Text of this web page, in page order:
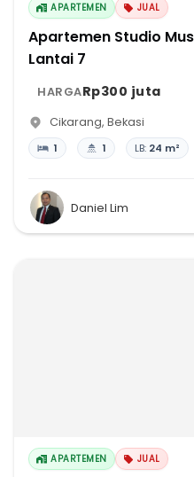
APARTEMEN JUAL
Apartemen Studio
Lantai 7
HARGARp300 juta
Cikarang, Bekasi
1 1 LB: 24 m²
Daniel Lim
APARTEMEN JUAL